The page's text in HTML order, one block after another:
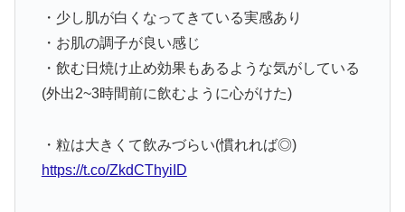
・少し肌が白くなってきている実感あり
・お肌の調子が良い感じ
・飲む日焼け止め効果もあるような気がしている
(外出2~3時間前に飲むように心がけた)
・粒は大きくて飲みづらい(慣れれば◎)
https://t.co/ZkdCThyiID